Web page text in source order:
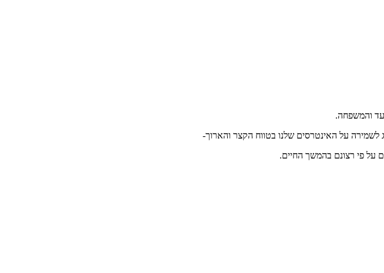
והמשפחה.
על האינטרסים שלנו בטווח הקצר והארוך-
על פי רצונם בהמשך החיים.